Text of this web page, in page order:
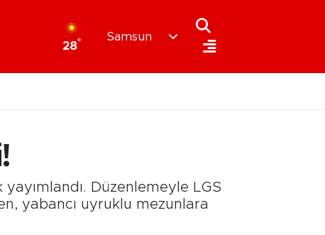
28°
Samsun
Düzenlemeyle LGS
yabancı uyruklu mezunlara